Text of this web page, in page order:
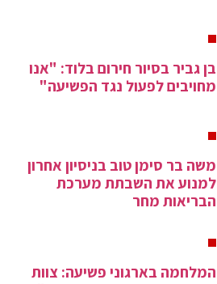
בן גביר בסיור חירום בלוד: "אנו
מחויבים לפעול נגד הפשיעה"
משה בר סימן טוב בניסיון אחרון
למנוע את השבתת מערכת
הבריאות מחר
המלחמה בארגוני פשיעה: צוות